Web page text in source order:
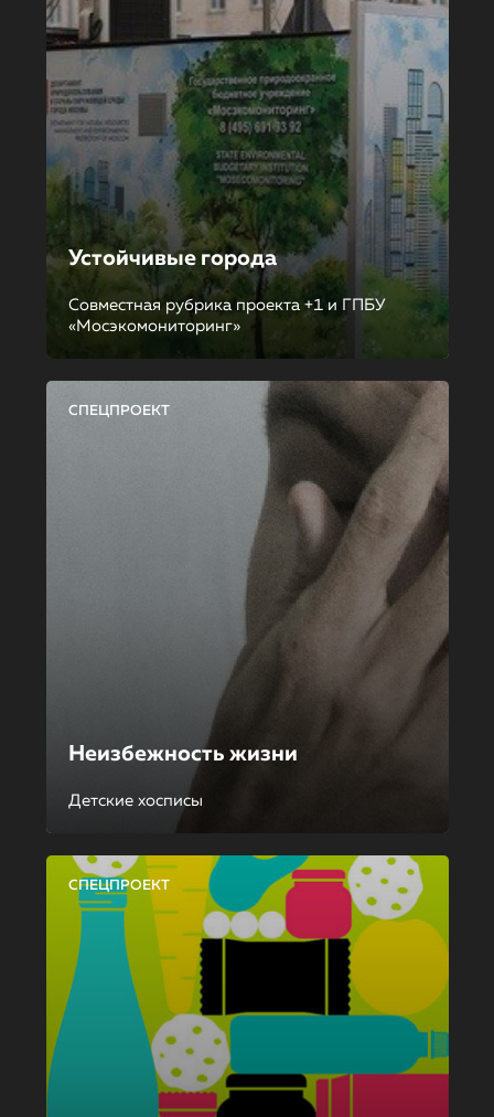
Устойчивые города
Совместная рубрика проекта +1 и ГПБУ
«Мосэкомониторинг»
СПЕЦПРОЕКТ
Неизбежность жизни
Детские хосписы
СПЕЦПРОЕКТ